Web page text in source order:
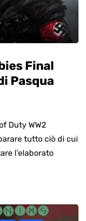
Final
Pasqua
Duty WW2
tutto ciò di cui
l’elaborato